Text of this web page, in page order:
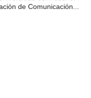
de Comunicación